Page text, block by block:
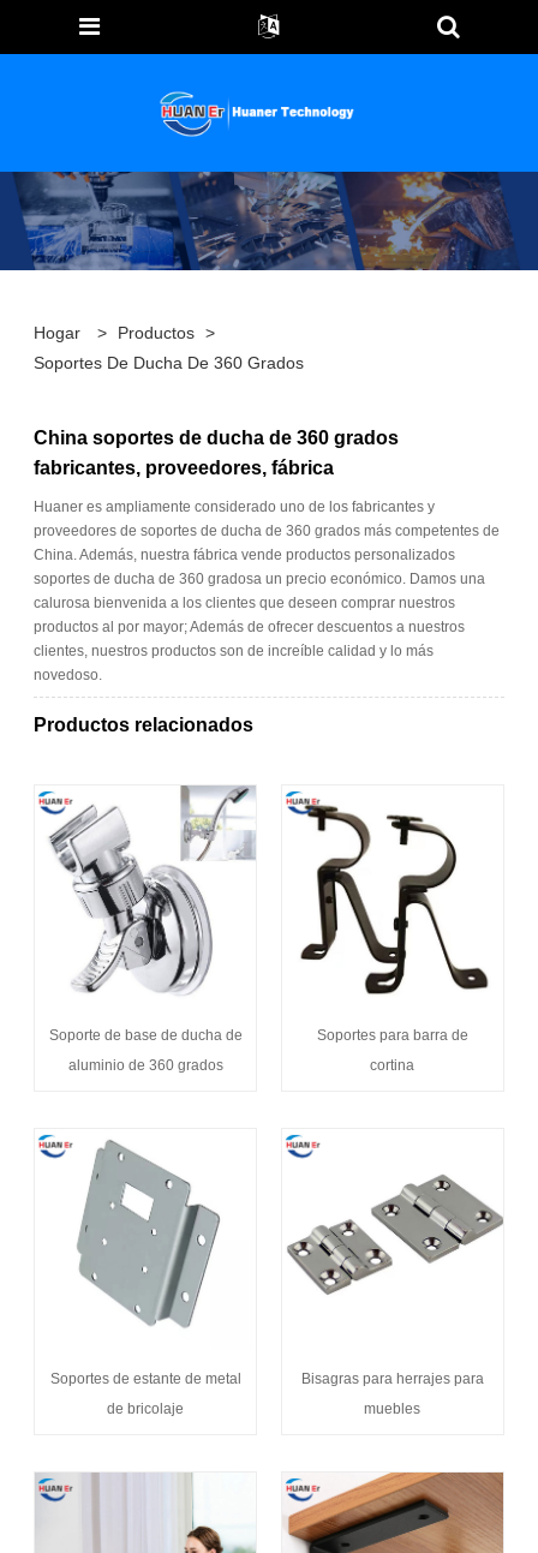
Hogar > Productos >
Soportes De Ducha De 360 ​​grados
China soportes de ducha de 360 ​​grados
fabricantes, proveedores, fábrica
Huaner es ampliamente considerado uno de los fabricantes y
proveedores de soportes de ducha de 360 ​​grados más competentes de
China. Además, nuestra fábrica vende productos personalizados
soportes de ducha de 360 ​​gradosa un precio económico. Damos una
calurosa bienvenida a los clientes que deseen comprar nuestros
productos al por mayor; Además de ofrecer descuentos a nuestros
clientes, nuestros productos son de increíble calidad y lo más
novedoso.
Productos relacionados
Soporte de base de ducha de
aluminio de 360 ​​grados
Soportes para barra de
cortina
Soportes de estante de metal
de bricolaje
Bisagras para herrajes para
muebles